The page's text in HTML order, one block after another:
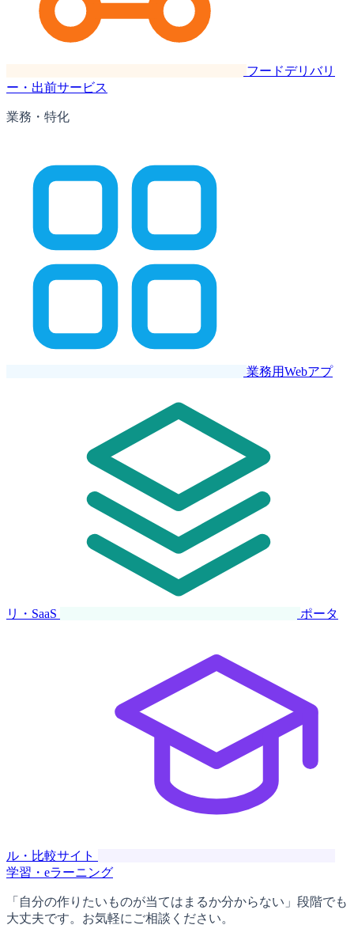
フードデリバリ
ー・出前サービス
業務・特化
業務用Webアプ
リ・SaaS ポータ
ル・比較サイト
学習・eラーニング
「自分の作りたいものが当てはまるか分からない」段階でも
大丈夫です。お気軽にご相談ください。